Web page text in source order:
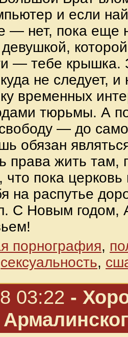
и если
— нет, пока еще
— тебе крышка.
не следует, и
временных
тюрьмы. А
— до
обязан
права жить там,
пока церковь
на распутье
С Новым
порнография,
сексуальность,
03:22 -